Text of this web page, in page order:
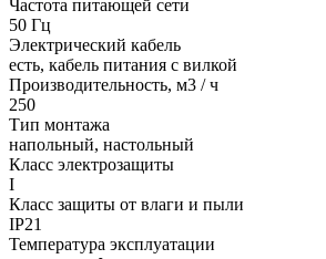
Частота питающей сети
50 Гц
Электрический кабель
есть, кабель питания с вилкой
Производительность, м3 / ч
250
Тип монтажа
напольный, настольный
Класс электрозащиты
I
Класс защиты от влаги и пыли
IP21
Температура эксплуатации